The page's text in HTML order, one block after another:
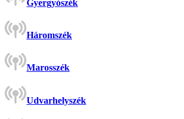
Gyergyószék
Háromszék
Marosszék
Udvarhelyszék